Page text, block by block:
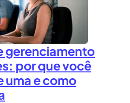
gerenciamento
por que você
uma e como